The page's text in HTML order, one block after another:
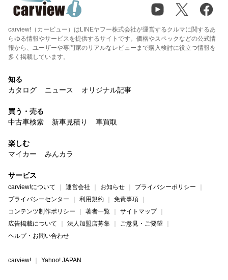
carview!（カービュー）はLINEヤフー株式会社が運営するクルマに関するあ
らゆる情報やサービスを提供するサイトです。価格やスペックなどの公式情
報から、ユーザーや専門家のリアルなレビューまで購入検討に役立つ情報を
多く掲載しています。
知る
カタログ
ニュース オリジナル記事
買う・売る
中古車検索
新車見積り 車買取
楽しむ
マイカー
みんカラ
サービス
carview!について 運営会社 お知らせ
プライバシーポリシー
プライバシーセンター
利用規約
免責事項
コンテンツ制作ポリシー
著者一覧
サイトマップ
広告掲載について
法人加盟店募集
ご意見・ご要望
ヘルプ・お問い合わせ
carview! Yahoo! JAPAN